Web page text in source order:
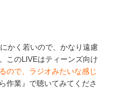
かく若いので、かなり遠慮
このLIVEはティーンズ向け
ので、ラジオみたいな感じ
作業』で聴いてみてくださ